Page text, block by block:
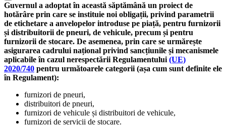
Guvernul a adoptat în această săptămână un proiect de
hotărâre prin care se instituie noi obligații, privind parametrii
de etichetare a anvelopelor introduse pe piață, pentru furnizorii
și distribuitorii de pneuri, de vehicule, precum și pentru
furnizorii de stocare. De asemenea, prin care se urmărește
asigurarea cadrului național privind sancțiunile și mecanismele
aplicabile în cazul nerespectării Regulamentului (UE)
2020/740 pentru următoarele categorii (așa cum sunt definite ele
în Regulament):
furnizori de pneuri,
distribuitori de pneuri,
furnizori de vehicule și distribuitori de vehicule,
furnizori de servicii de stocare.